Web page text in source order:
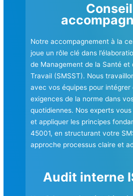
Notre accompagnement à la
joue un rôle clé dans
de Management de la Santé et
Travail (SMSST). Nous
avec vos équipes pour
exigences de la norme dans
quotidiennes. Nos experts
et appliquer les principes
45001, en structurant votre
approche processus claire et
Audit interne